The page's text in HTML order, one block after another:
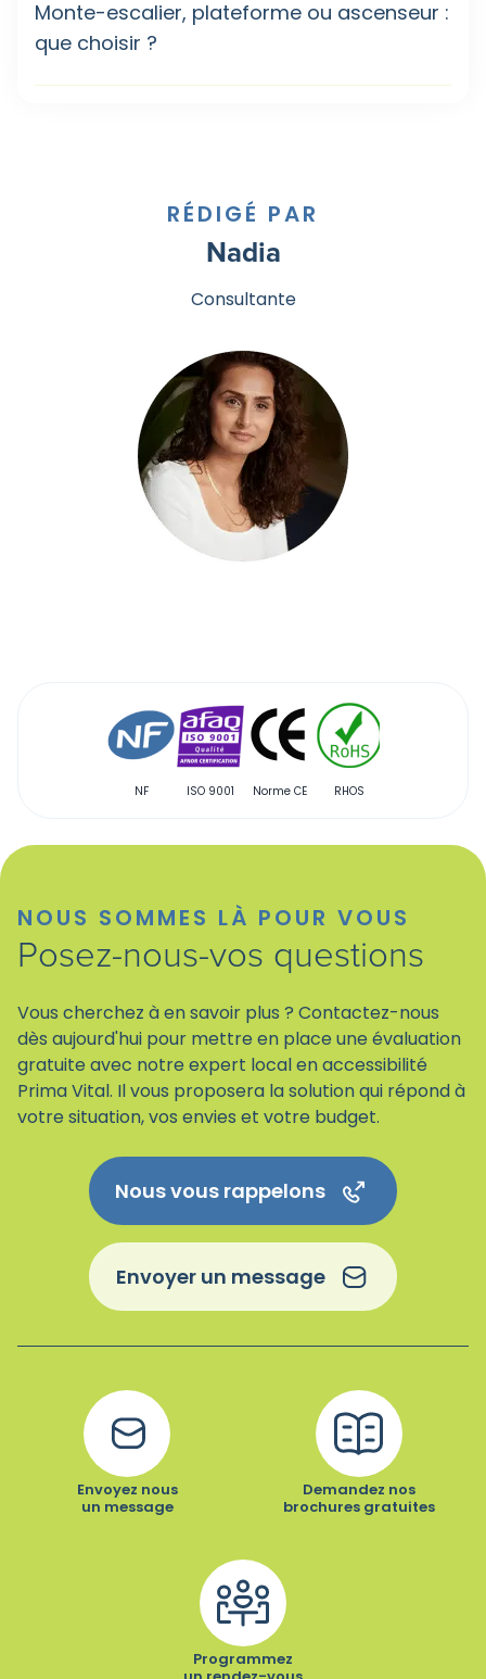
Monte-escalier, plateforme ou ascenseur :
que choisir ?
RÉDIGÉ PAR
Nadia
Consultante
NF ISO 9001 Norme CE RHOS
NOUS SOMMES LÀ POUR VOUS
Posez-nous-vos questions
Vous cherchez à en savoir plus ? Contactez-nous
dès aujourd'hui pour mettre en place une évaluation
gratuite avec notre expert local en accessibilité
Prima Vital. Il vous proposera la solution qui répond à
votre situation, vos envies et votre budget.
Nous vous rappelons
Envoyer un message
Envoyez nous
un message
Demandez nos
brochures gratuites
Programmez